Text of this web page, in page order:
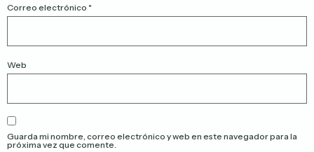
Correo electrónico *
Web
Guarda mi nombre, correo electrónico y web en este navegador para la
próxima vez que comente.